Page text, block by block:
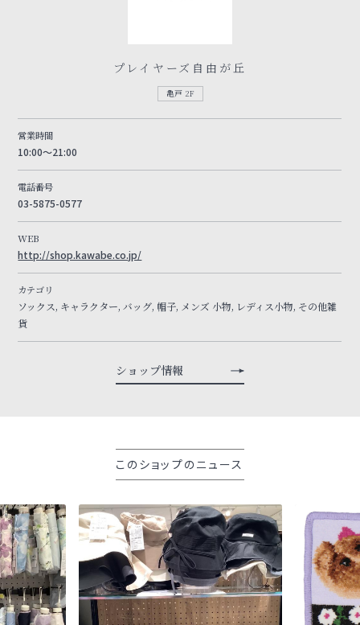
プレイヤーズ自由が丘
亀戸 2F
営業時間
10:00～21:00
電話番号
03-5875-0577
WEB
http://shop.kawabe.co.jp/
カテゴリ
ソックス, キャラクター, バッグ, 帽子, メンズ 小物, レディス小物, その他雑
貨
ショップ情報
このショップのニュース